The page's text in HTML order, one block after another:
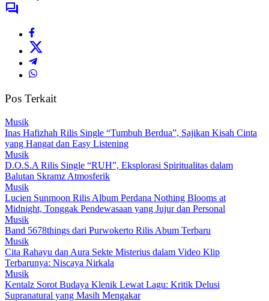
Pos Terkait
Musik
Inas Hafizhah Rilis Single “Tumbuh Berdua”, Sajikan Kisah Cinta
yang Hangat dan Easy Listening
Musik
D.O.S.A Rilis Single “RUH”, Eksplorasi Spiritualitas dalam
Balutan Skramz Atmosferik
Musik
Lucien Sunmoon Rilis Album Perdana Nothing Blooms at
Midnight, Tonggak Pendewasaan yang Jujur dan Personal
Musik
Band 5678things dari Purwokerto Rilis Abum Terbaru
Musik
Cita Rahayu dan Aura Sekte Misterius dalam Video Klip
Terbarunya: Niscaya Nirkala
Musik
Kentalz Sorot Budaya Klenik Lewat Lagu: Kritik Delusi
Supranatural yang Masih Mengakar